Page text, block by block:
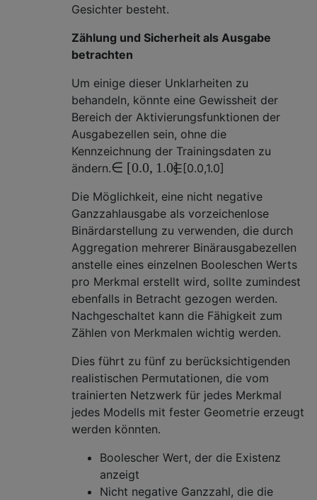
Gesichter besteht.
Zählung und Sicherheit als Ausgabe
betrachten
Um einige dieser Unklarheiten zu
behandeln, könnte eine Gewissheit der
Bereich der Aktivierungsfunktionen der
Ausgabezellen sein, ohne die
Kennzeichnung der Trainingsdaten zu
ändern.∈ [0.0, 1.0]
∈[0.0,1.0]
Die Möglichkeit, eine nicht negative
Ganzzahlausgabe als vorzeichenlose
Binärdarstellung zu verwenden, die durch
Aggregation mehrerer Binärausgabezellen
anstelle eines einzelnen Booleschen Werts
pro Merkmal erstellt wird, sollte zumindest
ebenfalls in Betracht gezogen werden.
Nachgeschaltet kann die Fähigkeit zum
Zählen von Merkmalen wichtig werden.
Dies führt zu fünf zu berücksichtigenden
realistischen Permutationen, die vom
trainierten Netzwerk für jedes Merkmal
jedes Modells mit fester Geometrie erzeugt
werden könnten.
Boolescher Wert, der die Existenz
anzeigt
Nicht negative Ganzzahl, die die